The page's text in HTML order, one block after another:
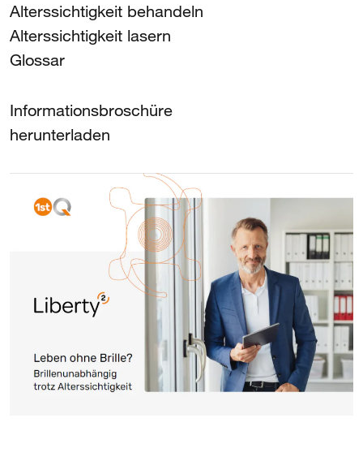
Alterssichtigkeit behandeln
Alterssichtigkeit lasern
Glossar
Informationsbroschüre
herunterladen